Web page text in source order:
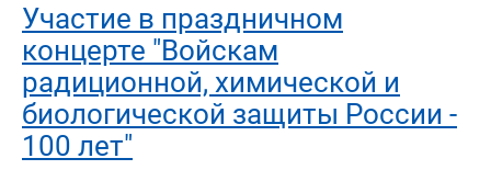
Участие в праздничном
концерте "Войскам
радиционной, химической и
биологической защиты России -
100 лет"